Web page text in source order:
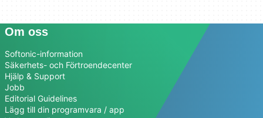
Om oss
Softonic-information
Säkerhets- och Förtroendecenter
Hjälp & Support
Jobb
Editorial Guidelines
Lägg till din programvara / app